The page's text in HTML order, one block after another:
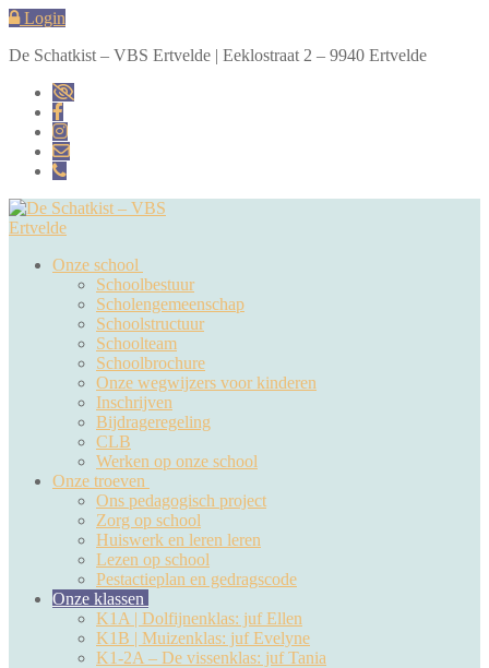
Naar
inhoud
Menu
Sluiten
Login
De Schatkist – VBS Ertvelde | Eeklostraat 2 – 9940 Ertvelde
Onze school
Schoolbestuur
Scholengemeenschap
Schoolstructuur
Schoolteam
Schoolbrochure
Onze wegwijzers voor kinderen
Inschrijven
Bijdrageregeling
CLB
Werken op onze school
Onze troeven
Ons pedagogisch project
Zorg op school
Huiswerk en leren leren
Lezen op school
Pestactieplan en gedragscode
Onze klassen
K1A | Dolfijnenklas: juf Ellen
K1B | Muizenklas: juf Evelyne
K1-2A – De vissenklas: juf Tania